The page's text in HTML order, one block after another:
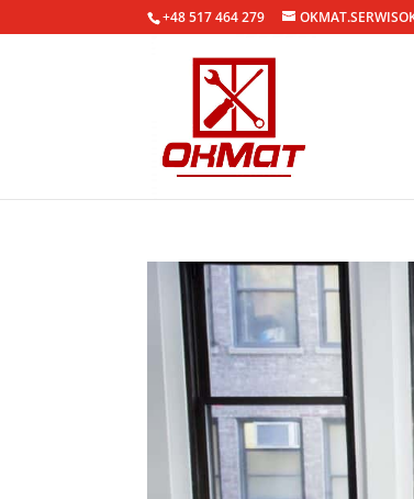
+48 517 464 279